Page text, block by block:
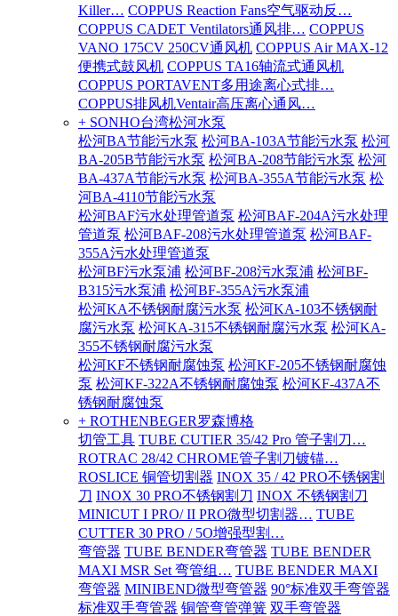
Killer… COPPUS Reaction Fans空气驱动反…
COPPUS CADET Ventilators通风排… COPPUS
VANO 175CV 250CV通风机 COPPUS Air MAX-12
便携式鼓风机 COPPUS TA16轴流式通风机
COPPUS PORTAVENT多用途离心式排…
COPPUS排风机Ventair高压离心通风…
+ SONHO台湾松河水泵
松河BA节能污水泵 松河BA-103A节能污水泵 松河
BA-205B节能污水泵 松河BA-208节能污水泵 松河
BA-437A节能污水泵 松河BA-355A节能污水泵 松
河BA-4110节能污水泵
松河BAF污水处理管道泵 松河BAF-204A污水处理
管道泵 松河BAF-208污水处理管道泵 松河BAF-
355A污水处理管道泵
松河BF污水泵浦 松河BF-208污水泵浦 松河BF-
B315污水泵浦 松河BF-355A污水泵浦
松河KA不锈钢耐腐污水泵 松河KA-103不锈钢耐
腐污水泵 松河KA-315不锈钢耐腐污水泵 松河KA-
355不锈钢耐腐污水泵
松河KF不锈钢耐腐蚀泵 松河KF-205不锈钢耐腐蚀
泵 松河KF-322A不锈钢耐腐蚀泵 松河KF-437A不
锈钢耐腐蚀泵
+ ROTHENBEGER罗森博格
切管工具 TUBE CUTIER 35/42 Pro 管子割刀…
ROTRAC 28/42 CHROME管子割刀镀锚…
ROSLICE 铜管切割器 INOX 35 / 42 PRO不锈钢割
刀 INOX 30 PRO不锈钢割刀 INOX 不锈钢割刀
MINICUT I PRO/ II PRO微型切割器… TUBE
CUTTER 30 PRO / 5O增强型割…
弯管器 TUBE BENDER弯管器 TUBE BENDER
MAXI MSR Set 弯管组… TUBE BENDER MAXI
弯管器 MINIBEND微型弯管器 90°标准双手弯管器
标准双手弯管器 铜管弯管弹簧 双手弯管器